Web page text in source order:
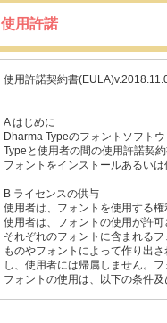
使用許諾
使用許諾契約書
A はじめに
Dharma Typeのフォントソフト
Typeと使用者の間の使用許諾契
フォントをインストールあるい
B ライセンスの供与
使用者は、フォントを使用する
使用者は、フォントの使用が許
それぞれのフォントに含まれる
ものやフォントによって作り出
し、使用者には帰属しません。
フォントの使用は、以下の条件